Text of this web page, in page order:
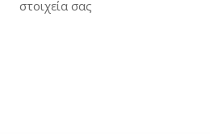
στοιχεία σας